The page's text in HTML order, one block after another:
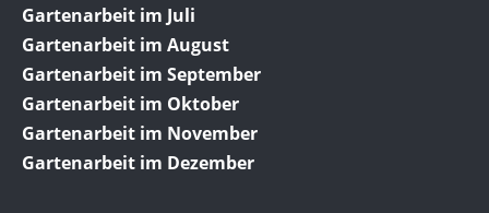
Gartenarbeit im Juli
Gartenarbeit im August
Gartenarbeit im September
Gartenarbeit im Oktober
Gartenarbeit im November
Gartenarbeit im Dezember